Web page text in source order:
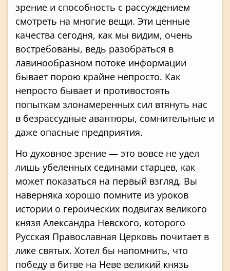
зрение и способность с рассуждением
смотреть на многие вещи. Эти ценные
качества сегодня, как мы видим, очень
востребованы, ведь разобраться в
лавинообразном потоке информации
бывает порою крайне непросто. Как
непросто бывает и противостоять
попыткам злонамеренных сил втянуть нас
в безрассудные авантюры, сомнительные и
даже опасные предприятия.
Но духовное зрение — это вовсе не удел
лишь убеленных сединами старцев, как
может показаться на первый взгляд. Вы
наверняка хорошо помните из уроков
истории о героических подвигах великого
князя Александра Невского, которого
Русская Православная Церковь почитает в
лике святых. Хотел бы напомнить, что
победу в битве на Неве великий князь